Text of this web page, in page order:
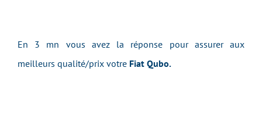
En 3 mn vous avez la réponse pour assurer aux
meilleurs qualité/prix votre Fiat Qubo.